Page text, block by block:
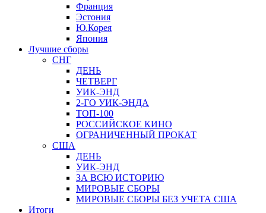
Франция
Эстония
Ю.Корея
Япония
Лучшие сборы
СНГ
ДЕНЬ
ЧЕТВЕРГ
УИК-ЭНД
2-ГО УИК-ЭНДА
ТОП-100
РОССИЙСКОЕ КИНО
ОГРАНИЧЕННЫЙ ПРОКАТ
США
ДЕНЬ
УИК-ЭНД
ЗА ВСЮ ИСТОРИЮ
МИРОВЫЕ СБОРЫ
МИРОВЫЕ СБОРЫ БЕЗ УЧЕТА США
Итоги